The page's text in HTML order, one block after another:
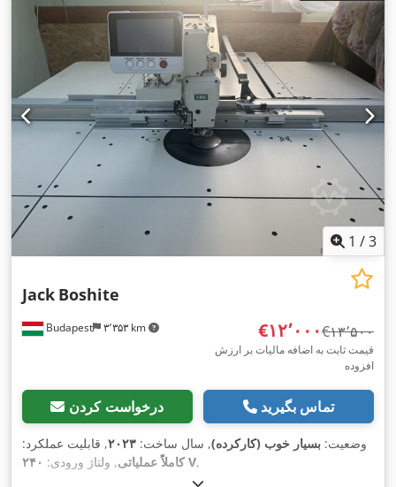
1 /3
Budapest ۳٬۳۵۳ km
Jack Boshite
‎€۱۲٬۰۰۰ ‎€۱۳٬۵۰۰
قیمت ثابت به اضافه مالیات بر ارزش
افزوده
درخواست کردن تماس بگیرید
وضعیت: بسیار خوب (کارکرده), سال ساخت: ۲۰۲۳, قابلیت عملکرد:
کاملاً عملیاتی, ولتاژ ورودی: ۲۴۰ V,